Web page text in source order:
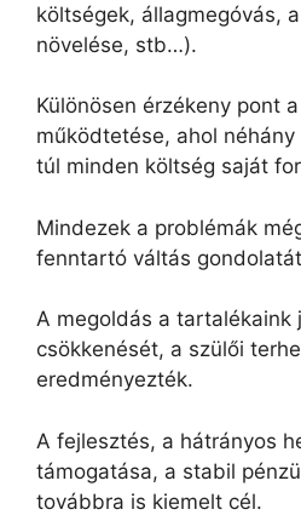
költségek, állagmegóvás,
növelése, stb…).
Különösen érzékeny pont
működtetése, ahol
túl minden költség saját
Mindezek a problémák
fenntartó váltás
A megoldás a tartalékaink
csökkenését, a szülői
eredményezték.
A fejlesztés, a hátrányos
támogatása, a stabil
továbbra is kiemelt cél.